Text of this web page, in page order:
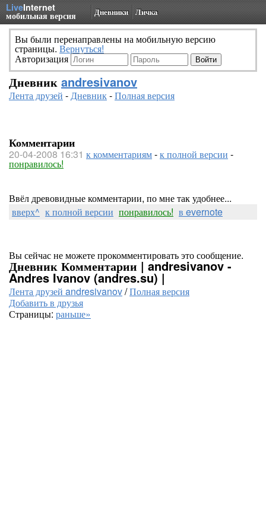
LiveInternet
мобильная версия Дневники Личка
Вы были перенаправлены на мобильную версию
страницы. Вернуться!
Авторизация
Дневник andresivanov
Лента друзей -Дневник-Полная версия
Комментарии
20-04-2008 16:31 к комментариям-к полной версии -
понравилось!
Ввёл древовидные комментарии, по мне так удобнее...
вверх^ к полной версии понравилось! в evernote
Вы сейчас не можете прокомментировать это сообщение.
Дневник Комментарии | andresivanov -
Andres Ivanov (andres.su) |
Лента друзей andresivanov/Полная версия
Добавить в друзья
Страницы: раньше»